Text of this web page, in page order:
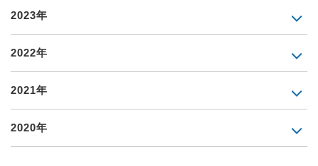
2023年
2022年
2021年
2020年